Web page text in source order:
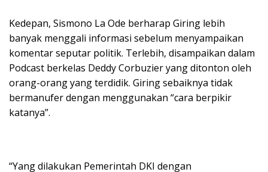
Kedepan, Sismono La Ode berharap Giring lebih
banyak menggali informasi sebelum menyampaikan
komentar seputar politik. Terlebih, disampaikan dalam
Podcast berkelas Deddy Corbuzier yang ditonton oleh
orang-orang yang terdidik. Giring sebaiknya tidak
bermanufer dengan menggunakan “cara berpikir
katanya”.
“Yang dilakukan Pemerintah DKI dengan